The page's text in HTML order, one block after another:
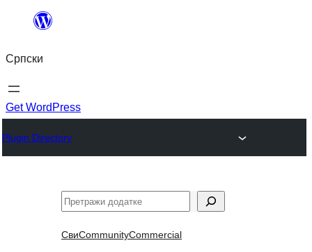
Скочи
садржај
Српски
Get WordPress
Plugin Directory
Претрага
СвиCommunityCommercial